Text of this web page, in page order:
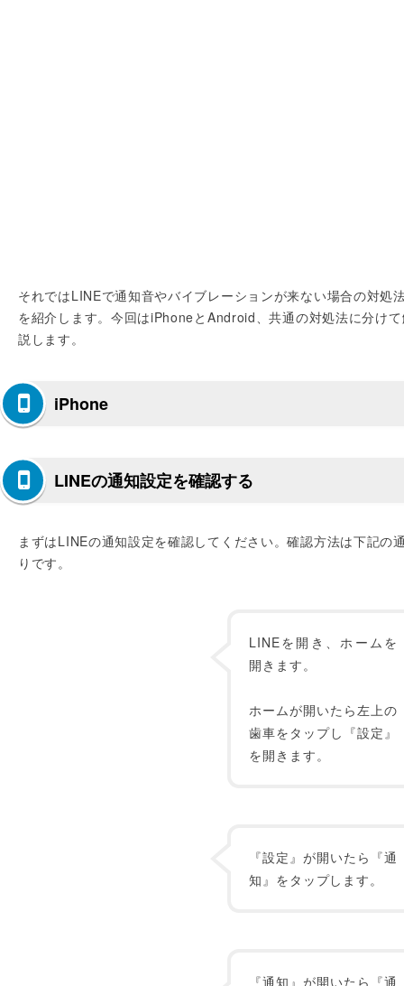
それではLINEで通知音やバイブレーションが来ない場合の対処
を紹介します。今回はiPhoneとAndroid、共通の対処法に分け
説します。
iPhone
LINEの通知設定を確認する
まずはLINEの通知設定を確認してください。確認方法は下記の
りです。
LINEを開き、ホームを
開きます。
ホームが開いたら左上の
歯車をタップし『設定』
を開きます。
『設定』が開いたら『通
知』をタップします。
『通知』が開いたら『通